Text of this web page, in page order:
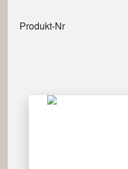
Produkt-Nr